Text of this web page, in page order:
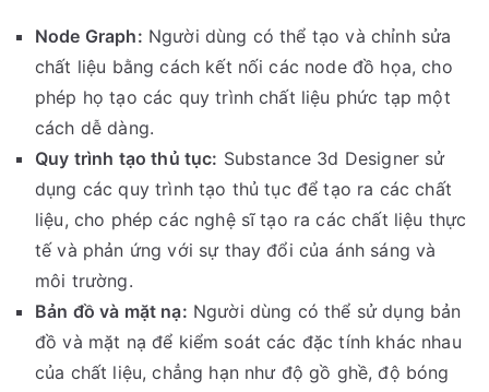
Node Graph: Người dùng có thể tạo và chỉnh sửa
chất liệu bằng cách kết nối các node đồ họa, cho
phép họ tạo các quy trình chất liệu phức tạp một
cách dễ dàng.
Quy trình tạo thủ tục: Substance 3d Designer sử
dụng các quy trình tạo thủ tục để tạo ra các chất
liệu, cho phép các nghệ sĩ tạo ra các chất liệu thực
tế và phản ứng với sự thay đổi của ánh sáng và
môi trường.
Bản đồ và mặt nạ: Người dùng có thể sử dụng bản
đồ và mặt nạ để kiểm soát các đặc tính khác nhau
của chất liệu, chẳng hạn như độ gồ ghề, độ bóng